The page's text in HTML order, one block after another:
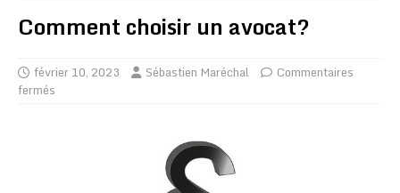
Comment choisir un avocat?
février 10, 2023 Sébastien Maréchal
Commentaires
fermés